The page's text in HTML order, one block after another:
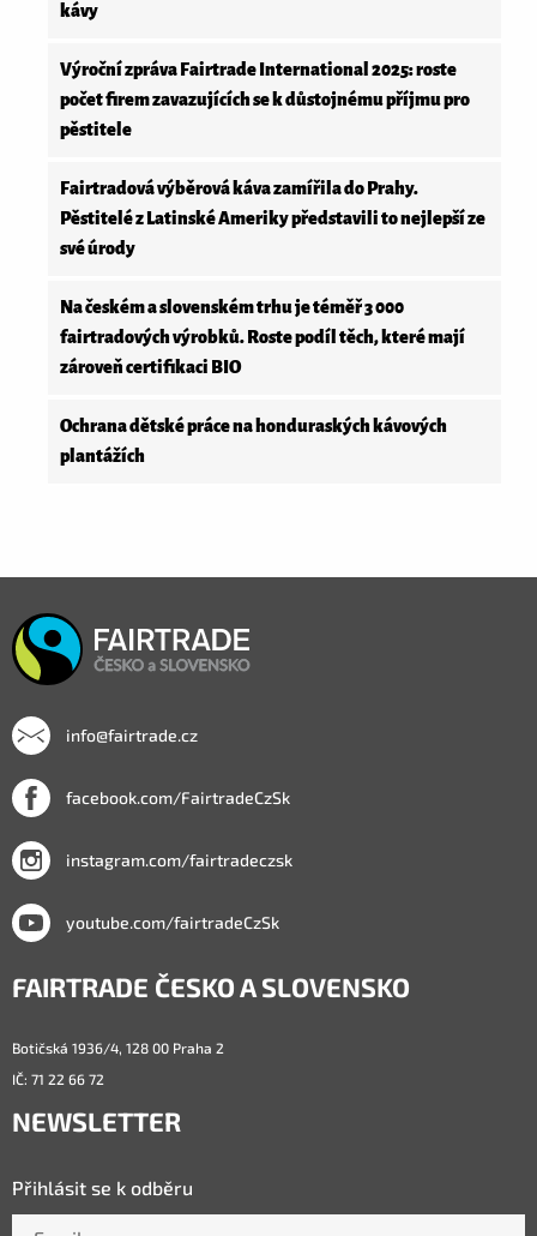
kávy
Výroční zpráva Fairtrade International 2025: roste
počet firem zavazujících se k důstojnému příjmu pro
pěstitele
Fairtradová výběrová káva zamířila do Prahy.
Pěstitelé z Latinské Ameriky představili to nejlepší ze
své úrody
Na českém a slovenském trhu je téměř 3 000
fairtradových výrobků. Roste podíl těch, které mají
zároveň certifikaci BIO
Ochrana dětské práce na honduraských kávových
plantážích
info@fairtrade.cz
facebook.com/FairtradeCzSk
instagram.com/fairtradeczsk
youtube.com/fairtradeCzSk
FAIRTRADE ČESKO A SLOVENSKO
Botičská 1936/4, 128 00 Praha 2
IČ: 71 22 66 72
NEWSLETTER
Přihlásit se k odběru